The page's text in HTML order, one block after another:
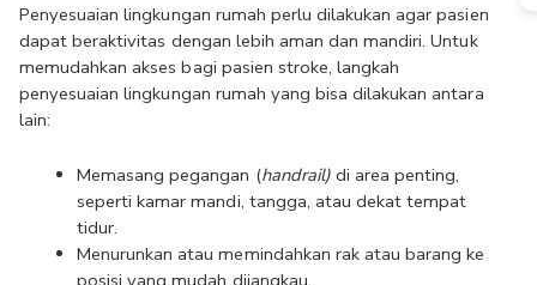
Penyesuaian lingkungan rumah perlu dilakukan agar pasien
dapat beraktivitas dengan lebih aman dan mandiri. Untuk
memudahkan akses bagi pasien stroke, langkah
penyesuaian lingkungan rumah yang bisa dilakukan antara
lain:
Memasang pegangan (handrail) di area penting,
seperti kamar mandi, tangga, atau dekat tempat
tidur.
Menurunkan atau memindahkan rak atau barang ke
posisi yang mudah dijangkau.